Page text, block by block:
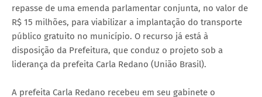
repasse de uma emenda parlamentar conjunta, no valor de
R$ 15 milhões, para viabilizar a implantação do transporte
público gratuito no município. O recurso já está à
disposição da Prefeitura, que conduz o projeto sob a
liderança da prefeita Carla Redano (União Brasil).
A prefeita Carla Redano recebeu em seu gabinete o